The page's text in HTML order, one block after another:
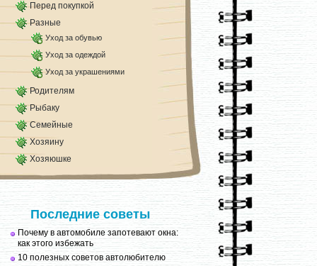
Перед покупкой
Разные
Уход за обувью
Уход за одеждой
Уход за украшениями
Родителям
Рыбаку
Семейные
Хозяину
Хозяюшке
Последние советы
Почему в автомобиле запотевают окна:
как этого избежать
10 полезных советов автолюбителю